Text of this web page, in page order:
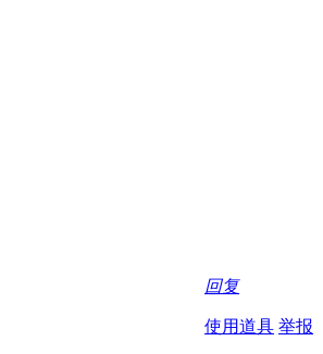
回复
使用道具 举报